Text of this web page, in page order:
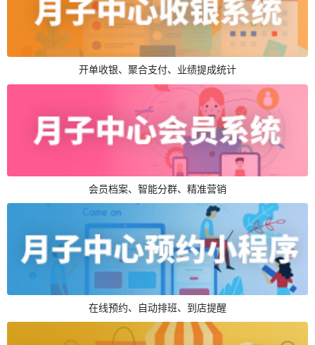
开单收银、聚合支付、业绩提成统计
会员档案、智能分群、精准营销
在线预约、自动排班、到店提醒